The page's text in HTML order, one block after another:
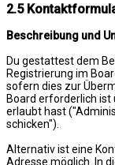
2.5
Beschreibung und
Du gestattest dem
Registrierung im
sofern dies zur
Board erforderlich ist
erlaubt hast
schicken").
Alternativ ist eine
Adresse möglich. In